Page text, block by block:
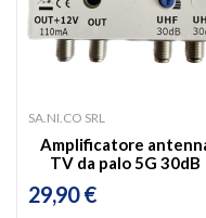
SA.NI.CO SRL
Amplificatore
TV da palo 5G 30dB
29,90 €